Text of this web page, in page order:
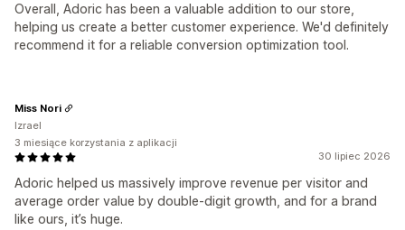
Overall, Adoric has been a valuable addition to our store,
helping us create a better customer experience. We'd definitely
recommend it for a reliable conversion optimization tool.
30 lipiec 2026
Adoric helped us massively improve revenue per visitor and
average order value by double-digit growth, and for a brand
like ours, it’s huge.
Miss Nori
Izrael
3 miesiące korzystania z aplikacji